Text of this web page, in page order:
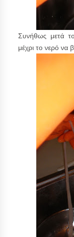
Συνήθως μετά
μέχρι το νερό να